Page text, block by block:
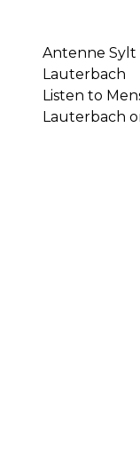
Antenne Sylt
Lauterbach
Listen to
Lauterbach